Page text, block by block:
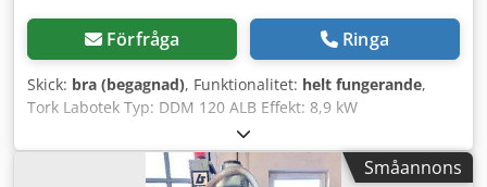
Förfråga Ringa
Skick: bra (begagnad), Funktionalitet: helt fungerande,
Tork Labotek Typ: DDM 120 ALB Effekt: 8,9 kW
Materialtransportör Labotek CON-EVATOR Credpfovtxmwex
Apyjf Typ: PGT 4/DDM Effekt: 0,5 kW PRISREDUKTION FRÅN
1150 TILL 950 EUR!!!
Småannons